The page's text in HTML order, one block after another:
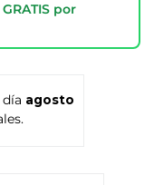
por
agosto